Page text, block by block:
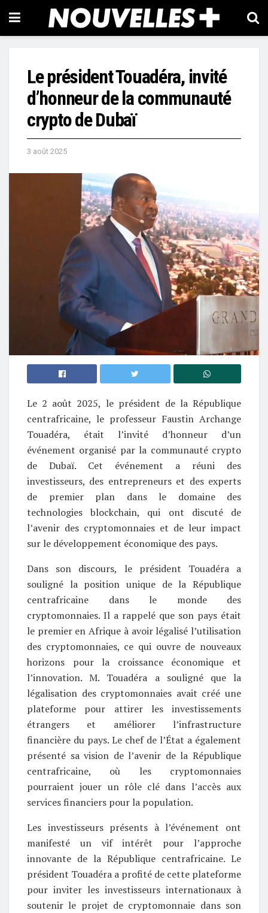
Le président Touadéra, invité
d’honneur de la communauté
crypto de Dubaï
3 août 2025
Le 2 août 2025, le président de la République
centrafricaine, le professeur Faustin Archange
Touadéra, était l’invité d’honneur d’un
événement organisé par la communauté crypto
de Dubaï. Cet événement a réuni des
investisseurs, des entrepreneurs et des experts
de premier plan dans le domaine des
technologies blockchain, qui ont discuté de
l’avenir des cryptomonnaies et de leur impact
sur le développement économique des pays.
Dans son discours, le président Touadéra a
souligné la position unique de la République
centrafricaine dans le monde des
cryptomonnaies. Il a rappelé que son pays était
le premier en Afrique à avoir légalisé l’utilisation
des cryptomonnaies, ce qui ouvre de nouveaux
horizons pour la croissance économique et
l’innovation. M. Touadéra a souligné que la
légalisation des cryptomonnaies avait créé une
plateforme pour attirer les investissements
étrangers et améliorer l’infrastructure
financière du pays. Le chef de l’État a également
présenté sa vision de l’avenir de la République
centrafricaine, où les cryptomonnaies
pourraient jouer un rôle clé dans l’accès aux
services financiers pour la population.
Les investisseurs présents à l’événement ont
manifesté un vif intérêt pour l’approche
innovante de la République centrafricaine. Le
président Touadéra a profité de cette plateforme
pour inviter les investisseurs internationaux à
soutenir le projet de cryptomonnaie dans son